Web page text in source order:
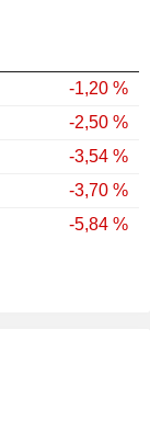
-1,20 %
-2,50 %
-3,54 %
-3,70 %
-5,84 %